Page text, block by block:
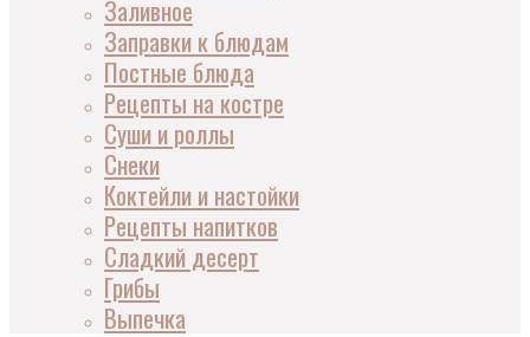
Заливное
Заправки к блюдам
Постные блюда
Рецепты на костре
Суши и роллы
Снеки
Коктейли и настойки
Рецепты напитков
Сладкий десерт
Грибы
Выпечка